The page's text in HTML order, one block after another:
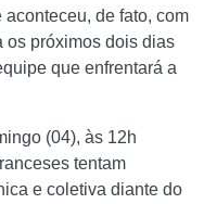
de fato, com
os próximos dois dias
que enfrentará a
(04), às 12h
tentam
e coletiva diante do